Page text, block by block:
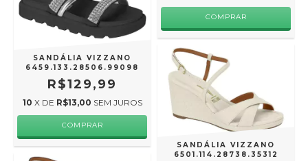
COMPRAR
SANDÁLIA VIZZANO
6459.133.28506.99098
R$129,99
10 X DE R$13,00 SEM JUROS
COMPRAR
SANDÁLIA VIZZANO
6501.114.28738.35312